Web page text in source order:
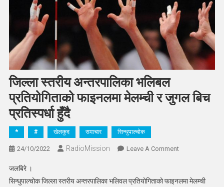
जिल्ला स्तरीय अन्तरपालिका भलिबल
प्रतियोगिताको फाइनलमा मेलम्ची र जुगल बिच
प्रतिस्पर्धा हुँदै
* # खेलकुद समाचार सिन्धुपाल्चोक
24/10/2022 RadioMission Leave A CommentOn
अन्तरपालिका
जलबिरे ।
सिन्धुपाल्चोक जिल्ला स्तरीय अन्तरपालिका भलिवल प्रतियोगिताको फाइनलमा मेलम्ची